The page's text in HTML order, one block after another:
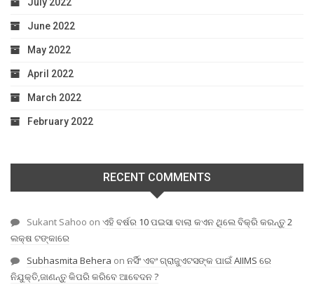
July 2022
June 2022
May 2022
April 2022
March 2022
February 2022
RECENT COMMENTS
Sukant Sahoo on ଏହି ବର୍ଷର 10 ପଇସା ବାଲା କଏନ ଥିଲେ ବିକ୍ରି କରନ୍ତୁ 2
ଲକ୍ଷ ଟଙ୍କାରେ
Subhasmita Behera on ନର୍ସିଂ ଏବଂ ଗ୍ରାଜୁଏଟସଙ୍କ ପାଇଁ AIIMS ରେ
ନିଯୁକ୍ତି,ଜାଣନ୍ତୁ କିପରି କରିବେ ଆବେଦନ ?